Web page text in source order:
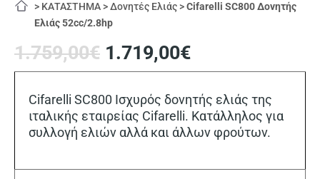
> ΚΑΤΑΣΤΗΜΑ >Δονητές Ελιάς >Cifarelli SC800 Δονητής
Ελιάς 52cc/2.8hp
1.759,00€ Original
price
1.759,00€.
1.719,00€Η
τρέχουσα
είναι:
1.719,00€.
Cifarelli SC800 Ισχυρός δονητής ελιάς της
ιταλικής εταιρείας Cifarelli. Κατάλληλος για
συλλογή ελιών αλλά και άλλων φρούτων.